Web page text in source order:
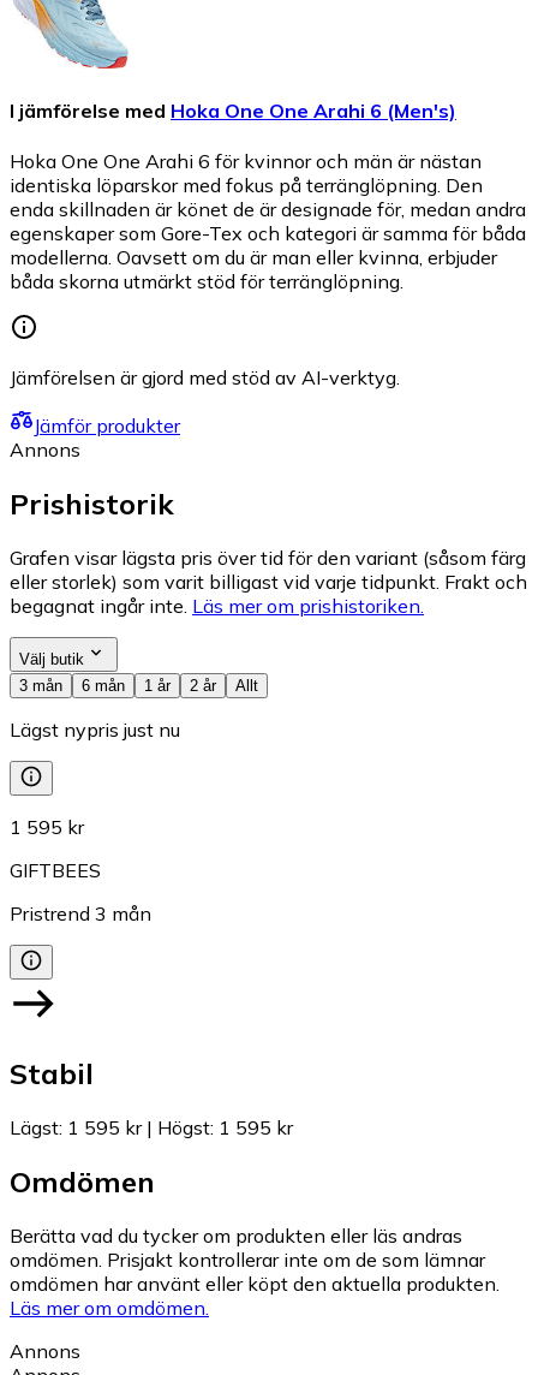
I jämförelse med Hoka One One Arahi 6 (Men's)
Hoka One One Arahi 6 för kvinnor och män är nästan
identiska löparskor med fokus på terränglöpning. Den
enda skillnaden är könet de är designade för, medan andra
egenskaper som Gore-Tex och kategori är samma för båda
modellerna. Oavsett om du är man eller kvinna, erbjuder
båda skorna utmärkt stöd för terränglöpning.
Jämförelsen är gjord med stöd av AI-verktyg.
Jämför produkter
Annons
Prishistorik
Grafen visar lägsta pris över tid för den variant (såsom färg
eller storlek) som varit billigast vid varje tidpunkt. Frakt och
begagnat ingår inte. Läs mer om prishistoriken.
Välj butik
3 mån
6 mån 1 år 2 år Allt
Lägst nypris just nu
1 595 kr
GIFTBEES
Pristrend 3 mån
Stabil
Lägst: 1 595 kr| Högst: 1 595 kr
Omdömen
Berätta vad du tycker om produkten eller läs andras
omdömen. Prisjakt kontrollerar inte om de som lämnar
omdömen har använt eller köpt den aktuella produkten.
Läs mer om omdömen.
Annons